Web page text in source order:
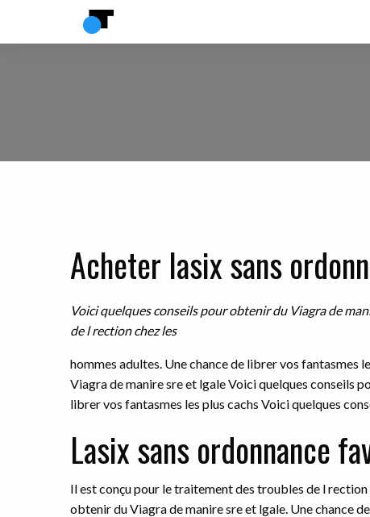
Acheter lasix sans
Voici quelques conseils pour obtenir du Viagra de
de l rection chez les
hommes adultes. Une chance de librer vos fantasmes
Viagra de manire sre et lgale Voici quelques conseils
librer vos fantasmes les plus cachs Voici quelques
Lasix sans ordonnance
Il est conçu pour le traitement des troubles de l
obtenir du Viagra de manire sre et lgale. Une chance